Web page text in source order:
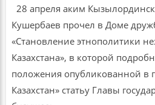
28 апреля аким
Кушербаев прочел в Доме
«Становление этнополитики
Казахстана», в которой
положения опубликованной в
Казахстан» статьу Главы